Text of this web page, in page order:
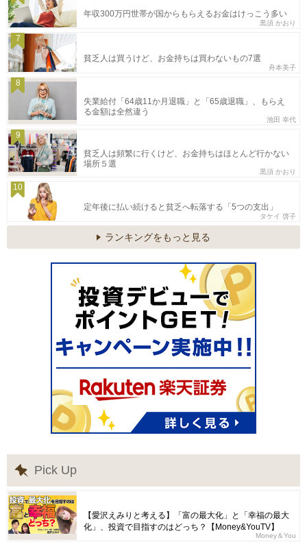
年収300万円世帯が国からもらえるお金はけっこう多い
黒須 かおり
7
貧乏人は買うけど、お金持ちは買わないもの7選
舟本美子
8
失業給付「64歳11か月退職」と「65歳退職」、もらえ
る金額は全然違う
池田 幸代
9
貧乏人は頻繁に行くけど、お金持ちはほとんど行かない
場所５選
黒須 かおり
10
定年後に払い続けると貧乏へ転落する「5つの支出」
タケイ 啓子
ランキングをもっと見る
Pick Up
【愛沢えみりと考える】「富の最大化」と「幸福の最大
化」、投資で目指すのはどっち？【Money&YouTV】
Money＆You